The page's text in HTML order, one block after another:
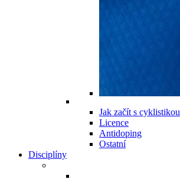
Jak začít s cyklistikou
Licence
Antidoping
Ostatní
Disciplíny